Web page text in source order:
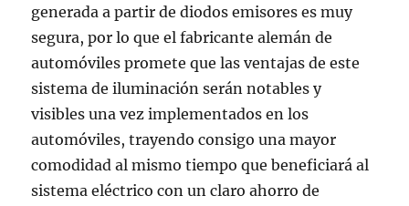
generada a partir de diodos emisores es muy
segura, por lo que el fabricante alemán de
automóviles promete que las ventajas de este
sistema de iluminación serán notables y
visibles una vez implementados en los
automóviles, trayendo consigo una mayor
comodidad al mismo tiempo que beneficiará al
sistema eléctrico con un claro ahorro de